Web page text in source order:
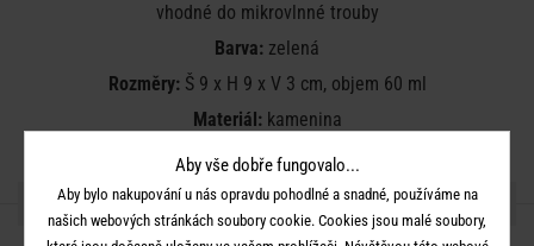
vhodné do mikrovlnné trouby
Barva: zelená
Rozměry:Š 9 x H 9 x V 3 cm, objem 60 ml
Materiál:kamenina
SDÍLEJTE S PŘÁTELI
Aby vše dobře fungovalo...
Aby bylo nakupování u nás opravdu pohodlné a snadné, používáme na
našich webových stránkách soubory cookie. Cookies jsou malé soubory,